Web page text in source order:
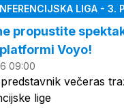
LIGA - 3.
propustite
Voyo!
09:00
večeras
lige